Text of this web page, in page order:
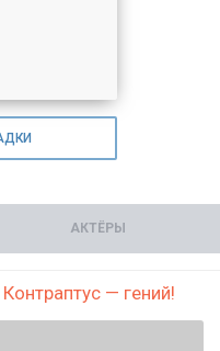
АКТЁРЫ
Контраптус — гений!